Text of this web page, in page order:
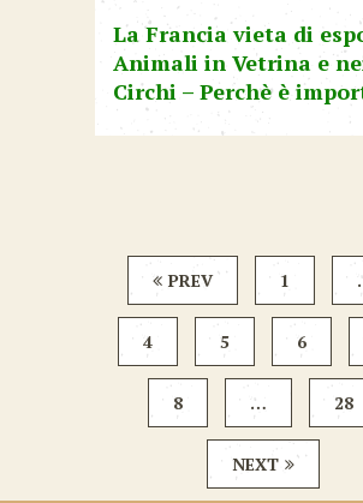
La Francia vieta di
Animali in Vetrina e
Circhi – Perchè è
PREV 1
4 5 6
8 … 28
NEXT